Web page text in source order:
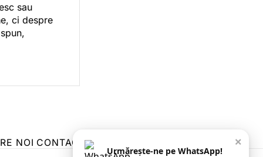
sau
ci despre
NOI CONTACT ZIARUL ANUNȚUL CĂLĂRĂȘEAN
×
Urmărește-ne pe WhatsApp!